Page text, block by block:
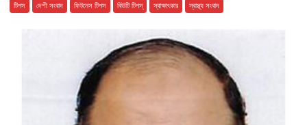
টিপস দেশী সংবাদ ফিটনেস টিপস বিউটি টিপস্ স্বাক্ষাৎকার স্বাস্থ্য সংবাদ